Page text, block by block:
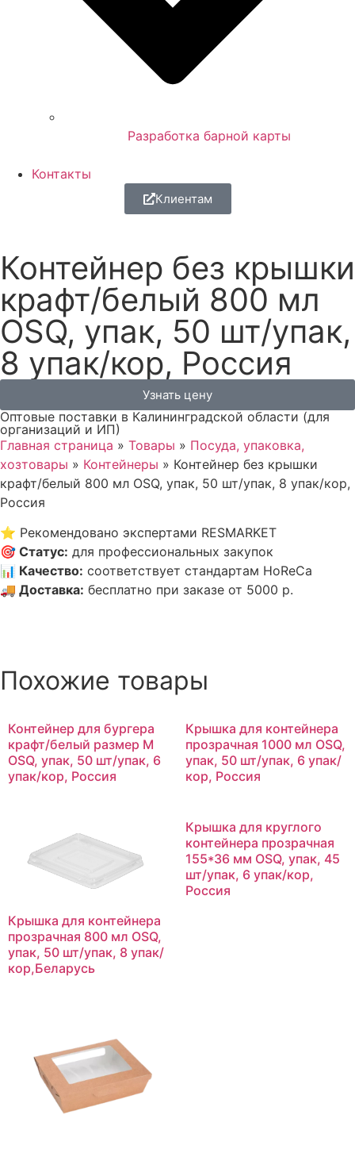
Разработка барной карты
Контакты
Клиентам
Контейнер без крышки
крафт/белый 800 мл
OSQ, упак, 50 шт/упак,
8 упак/кор, Россия
Узнать цену
Оптовые поставки в Калининградской области (для
организаций и ИП)
Главная страница » Товары » Посуда, упаковка,
хозтовары » Контейнеры » Контейнер без крышки
крафт/белый 800 мл OSQ, упак, 50 шт/упак, 8 упак/кор,
Россия
⭐ Рекомендовано экспертами RESMARKET
🎯 Статус: для профессиональных закупок
📊 Качество: соответствует стандартам HoReCa
🚚 Доставка: бесплатно при заказе от 5000 р.
Похожие товары
Контейнер для бургера
крафт/белый размер M
OSQ, упак, 50 шт/упак, 6
упак/кор, Россия
Крышка для контейнера
прозрачная 1000 мл OSQ,
упак, 50 шт/упак, 6 упак/
кор, Россия
Крышка для контейнера
прозрачная 800 мл OSQ,
упак, 50 шт/упак, 8 упак/
кор,Беларусь
Крышка для круглого
контейнера прозрачная
155*36 мм OSQ, упак, 45
шт/упак, 6 упак/кор,
Россия